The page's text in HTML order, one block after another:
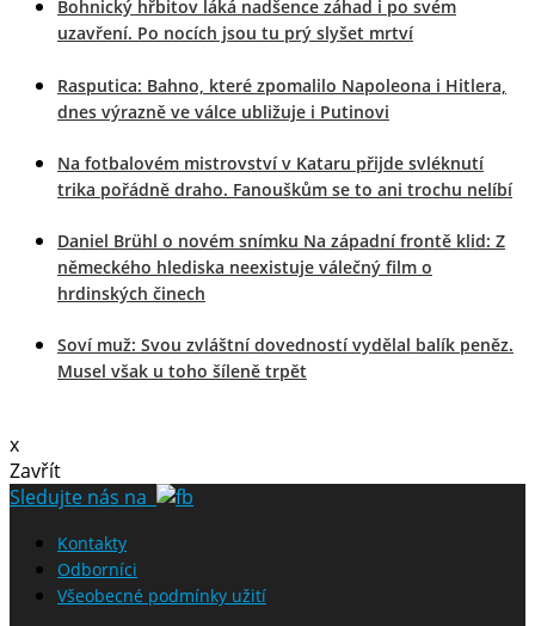
Bohnický hřbitov láká nadšence záhad i po svém
uzavření. Po nocích jsou tu prý slyšet mrtví
Rasputica: Bahno, které zpomalilo Napoleona i Hitlera,
dnes výrazně ve válce ubližuje i Putinovi
Na fotbalovém mistrovství v Kataru přijde svléknutí
trika pořádně draho. Fanouškům se to ani trochu nelíbí
Daniel Brühl o novém snímku Na západní frontě klid: Z
německého hlediska neexistuje válečný film o
hrdinských činech
Soví muž: Svou zvláštní dovedností vydělal balík peněz.
Musel však u toho šíleně trpět
x
Zavřít
Sledujte nás na
Kontakty
Odborníci
Všeobecné podmínky užití